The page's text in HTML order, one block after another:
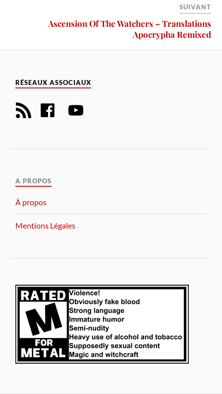
SUIVANT
Ascension Of The Watchers – Translations
Apocrypha Remixed
RÉSEAUX ASSOCIAUX
A PROPOS
À propos
Mentions Légales